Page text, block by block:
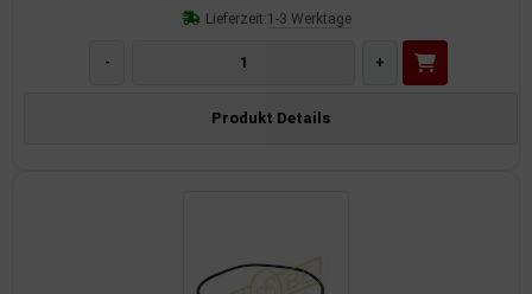
Lieferzeit:1-3 Werktage
- +
Produkt Details